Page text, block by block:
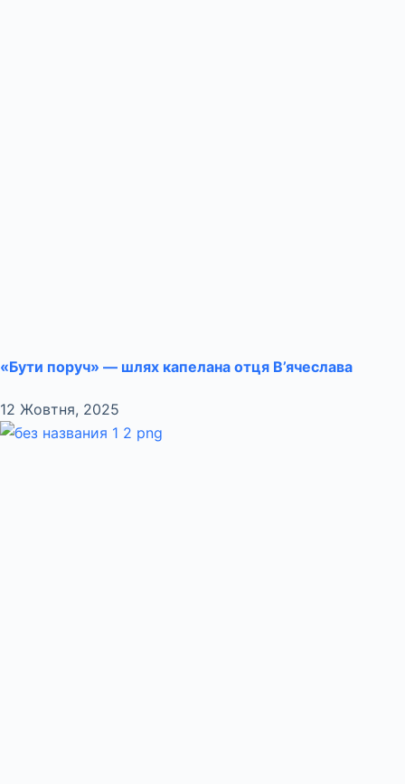
«Бути поруч» — шлях капелана отця В’ячеслава
12 Жовтня, 2025